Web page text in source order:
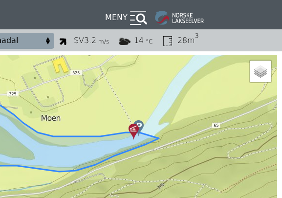
MENY
SV3.2 m/s 14 °C 28m 3